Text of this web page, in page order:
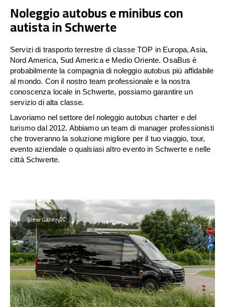
Noleggio autobus e minibus con
autista in Schwerte
Servizi di trasporto terrestre di classe TOP in Europa, Asia,
Nord America, Sud America e Medio Oriente. OsaBus è
probabilmente la compagnia di noleggio autobus più affidabile
al mondo. Con il nostro team professionale e la nostra
conoscenza locale in Schwerte, possiamo garantire un
servizio di alta classe.
Lavoriamo nel settore del noleggio autobus charter e del
turismo dal 2012. Abbiamo un team di manager professionisti
che troveranno la soluzione migliore per il tuo viaggio, tour,
evento aziendale o qualsiasi altro evento in Schwerte e nelle
città Schwerte.
View Gallery